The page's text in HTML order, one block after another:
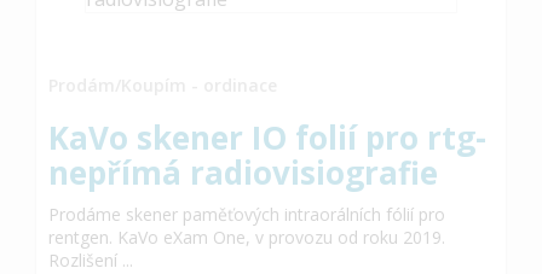
KaVo skener IO folií pro rtg-
nepřímá radiovisiografie
Prodáme skener paměťových intraorálních fólií pro
rentgen. KaVo eXam One, v provozu od roku 2019.
Rozlišení ...